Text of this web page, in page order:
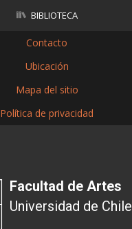
BIBLIOTECA
Contacto
Ubicación
Mapa del sitio
Política de privacidad
Facultad de Artes
Universidad de Chile